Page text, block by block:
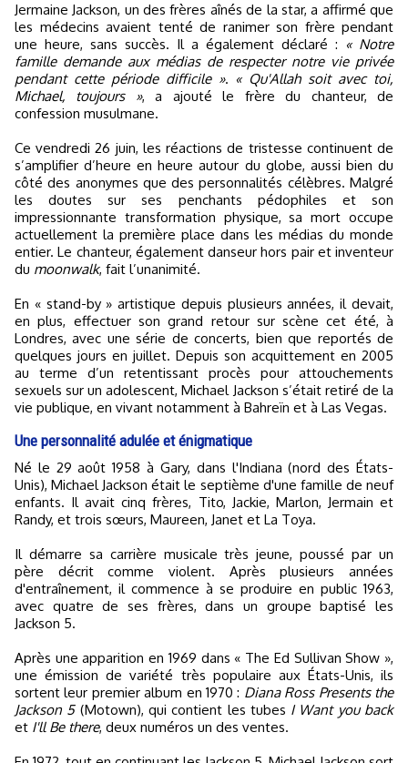
Jermaine Jackson, un des frères aînés de la star, a affirmé que
les médecins avaient tenté de ranimer son frère pendant
une heure, sans succès. Il a également déclaré : « Notre
famille demande aux médias de respecter notre vie privée
pendant cette période difficile ». « Qu'Allah soit avec toi,
Michael, toujours », a ajouté le frère du chanteur, de
confession musulmane.
Ce vendredi 26 juin, les réactions de tristesse continuent de
s’amplifier d’heure en heure autour du globe, aussi bien du
côté des anonymes que des personnalités célèbres. Malgré
les doutes sur ses penchants pédophiles et son
impressionnante transformation physique, sa mort occupe
actuellement la première place dans les médias du monde
entier. Le chanteur, également danseur hors pair et inventeur
du moonwalk, fait l’unanimité.
En « stand-by » artistique depuis plusieurs années, il devait,
en plus, effectuer son grand retour sur scène cet été, à
Londres, avec une série de concerts, bien que reportés de
quelques jours en juillet. Depuis son acquittement en 2005
au terme d’un retentissant procès pour attouchements
sexuels sur un adolescent, Michael Jackson s’était retiré de la
vie publique, en vivant notamment à Bahreïn et à Las Vegas.
Une personnalité adulée et énigmatique
Né le 29 août 1958 à Gary, dans l'Indiana (nord des États-
Unis), Michael Jackson était le septième d'une famille de neuf
enfants. Il avait cinq frères, Tito, Jackie, Marlon, Jermain et
Randy, et trois sœurs, Maureen, Janet et La Toya.
Il démarre sa carrière musicale très jeune, poussé par un
père décrit comme violent. Après plusieurs années
d'entraînement, il commence à se produire en public 1963,
avec quatre de ses frères, dans un groupe baptisé les
Jackson 5.
Après une apparition en 1969 dans « The Ed Sullivan Show »,
une émission de variété très populaire aux États-Unis, ils
sortent leur premier album en 1970 : Diana Ross Presents the
Jackson 5(Motown), qui contient les tubes I Want you back
et I'll Be there, deux numéros un des ventes.